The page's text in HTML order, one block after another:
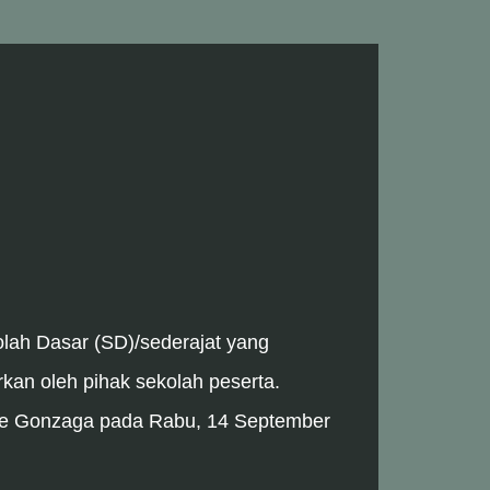
Dasar (SD)/sederajat yang
oleh pihak sekolah peserta.
Gonzaga pada Rabu, 14 September